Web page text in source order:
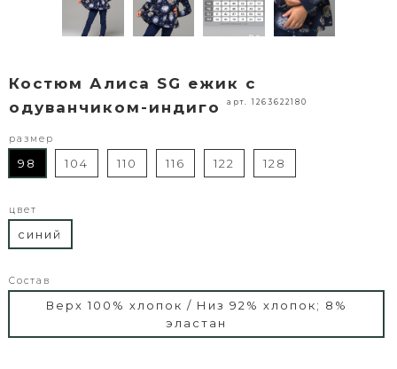
Костюм Алиса SG ежик с
одуванчиком-индиго
арт. 1263622180
размер
98 104 110 116 122 128
цвет
синий
Состав
Верх 100% хлопок / Низ 92% хлопок; 8%
эластан